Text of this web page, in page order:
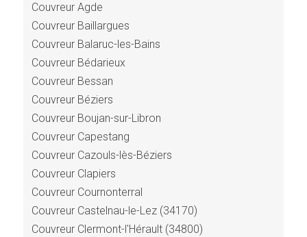
Couvreur Agde
Couvreur Baillargues
Couvreur Balaruc-les-Bains
Couvreur Bédarieux
Couvreur Bessan
Couvreur Béziers
Couvreur Boujan-sur-Libron
Couvreur Capestang
Couvreur Cazouls-lès-Béziers
Couvreur Clapiers
Couvreur Cournonterral
Couvreur Castelnau-le-Lez (34170)
Couvreur Clermont-l'Hérault (34800)